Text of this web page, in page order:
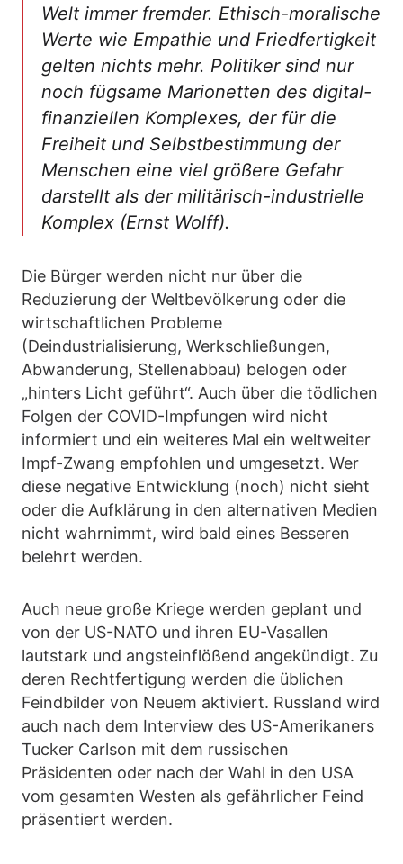
Welt immer fremder. Ethisch-moralische
Werte wie Empathie und Friedfertigkeit
gelten nichts mehr. Politiker sind nur
noch fügsame Marionetten des digital-
finanziellen Komplexes, der für die
Freiheit und Selbstbestimmung der
Menschen eine viel größere Gefahr
darstellt als der militärisch-industrielle
Komplex (Ernst Wolff).
Die Bürger werden nicht nur über die
Reduzierung der Weltbevölkerung oder die
wirtschaftlichen Probleme
(Deindustrialisierung, Werkschließungen,
Abwanderung, Stellenabbau) belogen oder
„hinters Licht geführt“. Auch über die tödlichen
Folgen der COVID-Impfungen wird nicht
informiert und ein weiteres Mal ein weltweiter
Impf-Zwang empfohlen und umgesetzt. Wer
diese negative Entwicklung (noch) nicht sieht
oder die Aufklärung in den alternativen Medien
nicht wahrnimmt, wird bald eines Besseren
belehrt werden.
Auch neue große Kriege werden geplant und
von der US-NATO und ihren EU-Vasallen
lautstark und angsteinflößend angekündigt. Zu
deren Rechtfertigung werden die üblichen
Feindbilder von Neuem aktiviert. Russland wird
auch nach dem Interview des US-Amerikaners
Tucker Carlson mit dem russischen
Präsidenten oder nach der Wahl in den USA
vom gesamten Westen als gefährlicher Feind
präsentiert werden.